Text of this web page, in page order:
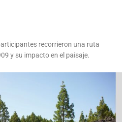
recorrieron una ruta
y su impacto en el paisaje.